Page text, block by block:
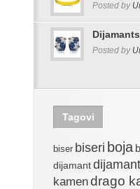
Posted by
Posted by
Tagovi
biser biseri boja
dijamant
kamendrago